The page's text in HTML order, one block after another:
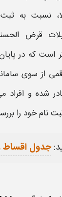
نسبت به
قرض
است که در
از سوی
شده و افراد
نامخود را
جدول اقساط